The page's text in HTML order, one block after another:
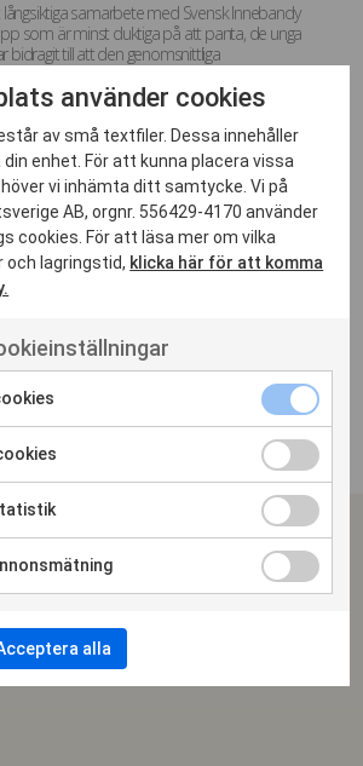
samarbete med Svensk Innebandy
som är minst duktiga på att panta, de unga
bidragit till att den genomsnittliga
väletablerad aktör inom Svensk Innebandy
visar att Pantamera är en mycket
sponsor. Långsiktigheten i samarbetet har varit
framgången.
630 50
använder cookies
av små textfiler. Dessa innehåller
enhet. För att kunna placera vissa
vi inhämta ditt samtycke. Vi på
AB, orgnr. 556429-4170 använder
cookies. För att läsa mer om vilka
och lagringstid, klicka här för att komma
alla